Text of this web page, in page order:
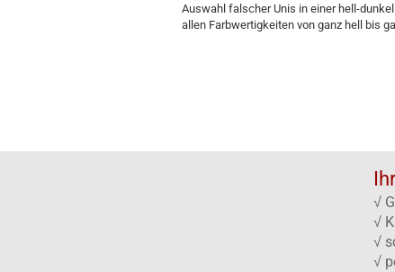
Auswahl falscher Unis in einer hell-
allen Farbwertigkeiten von ganz hell bis
√
√
√
√